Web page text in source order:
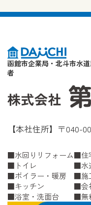
函館市企業局・北斗市水
者
【本社住所】〒040-
水回りリフォーム
トイレ
ボイラー・暖房
キッチン
浴室・洗面台
住
水
施
会
無